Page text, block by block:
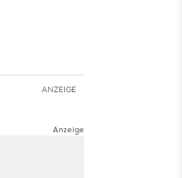
ANZEIGE